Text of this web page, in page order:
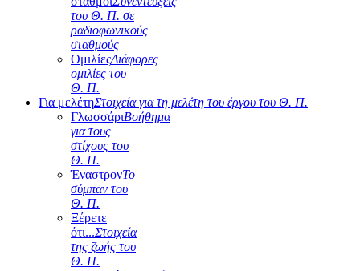
του Θ. Π. σε
ραδιοφωνικούς
σταθμούς
ΟμιλίεςΔιάφορες
ομιλίες του
Θ. Π.
Για μελέτηΣτοιχεία για τη μελέτη του έργου του Θ. Π.
ΓλωσσάριΒοήθημα
για τους
στίχους του
Θ. Π.
ΈναστρονΤο
σύμπαν του
Θ. Π.
Ξέρετε
ότι...Στοιχεία
της ζωής του
Θ. Π.